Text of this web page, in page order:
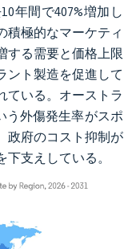
年間で407%増加し
積極的なマーケティ
する需要と価格上限
ント製造を促進して
ている。オーストラ
う外傷発生率がスポ
政府のコスト抑制が
支えしている。